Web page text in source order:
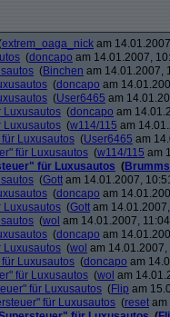
extrem_oaga_nick am
(doncapo am 14.01.2007,
(Binchen am 14.01.2007,
(doncapo am
(User6465 am
Luxusautos (doncapo am
Luxusautos (w114/115 am
Luxusautos (User6465 am
für Luxusautos (w114/115 am
für Luxusautos (
(Gott am 14.01.2007,
(doncapo am
Luxusautos (Gott am
(wol am 14.01.2007,
(doncapo am
Luxusautos (wol am 14.01.2007,
Luxusautos (doncapo am
für Luxusautos (wol am
für Luxusautos (Flip am
für Luxusautos (reset am